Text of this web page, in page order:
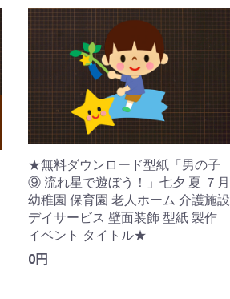
★無料ダウンロード型紙「男の子
⑨ 流れ星で遊ぼう！」七夕 夏 ７月
幼稚園 保育園 老人ホーム 介護施設
デイサービス 壁面装飾 型紙 製作
イベント タイトル★
0円